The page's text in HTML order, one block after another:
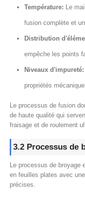
Température: Le
fusion complète et
Distribution
empêche les points
Niveaux d'impureté:
propriétés
Le processus de fusion
de haute qualité qui
fraisage et de roulement
3.2 Processus de
Le processus de broyage
en feuilles plates avec
précises.